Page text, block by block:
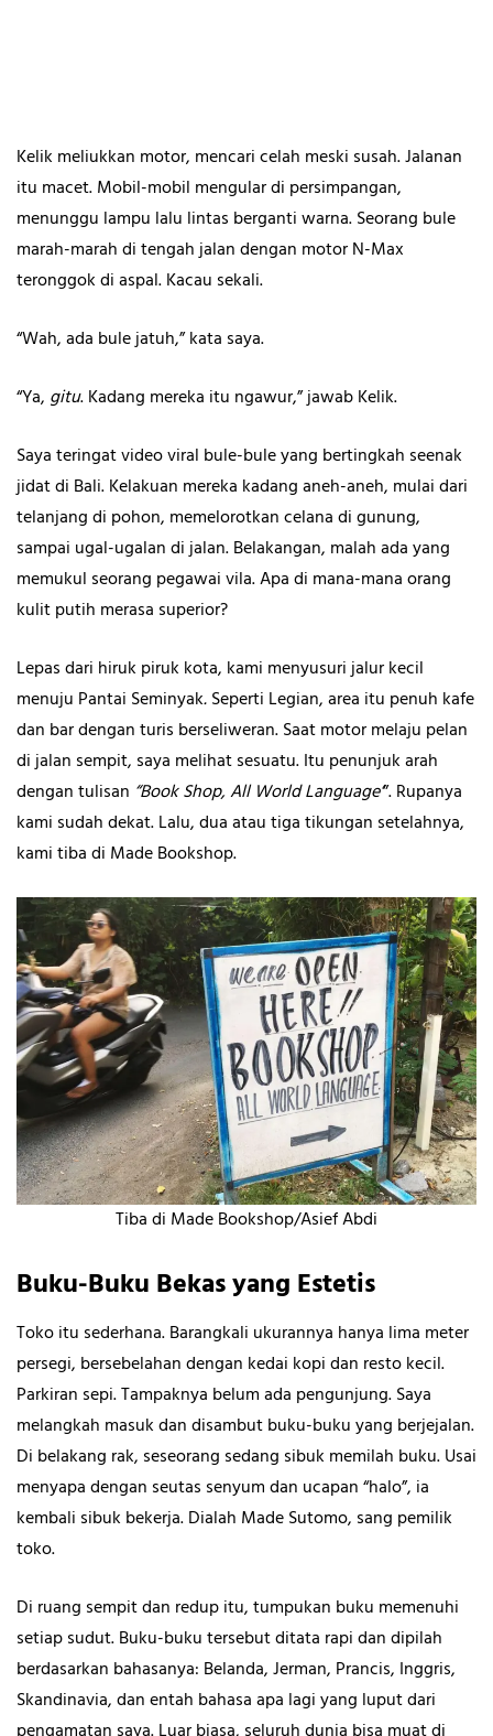
Kelik meliukkan motor, mencari celah meski susah. Jalanan
itu macet. Mobil-mobil mengular di persimpangan,
menunggu lampu lalu lintas berganti warna. Seorang bule
marah-marah di tengah jalan dengan motor N-Max
teronggok di aspal. Kacau sekali.
“Wah, ada bule jatuh,” kata saya.
“Ya, gitu. Kadang mereka itu ngawur,” jawab Kelik.
Saya teringat video viral bule-bule yang bertingkah seenak
jidat di Bali. Kelakuan mereka kadang aneh-aneh, mulai dari
telanjang di pohon, memelorotkan celana di gunung,
sampai ugal-ugalan di jalan. Belakangan, malah ada yang
memukul seorang pegawai vila. Apa di mana-mana orang
kulit putih merasa superior?
Lepas dari hiruk piruk kota, kami menyusuri jalur kecil
menuju Pantai Seminyak.Seperti Legian, area itu penuh kafe
dan bar dengan turis berseliweran. Saat motor melaju pelan
di jalan sempit, saya melihat sesuatu. Itu penunjuk arah
dengan tulisan “Book Shop, All World Language’”. Rupanya
kami sudah dekat. Lalu, dua atau tiga tikungan setelahnya,
kami tiba di Made Bookshop.
Tiba di Made Bookshop/Asief Abdi
Buku-Buku Bekas yang Estetis
Toko itu sederhana. Barangkali ukurannya hanya lima meter
persegi, bersebelahan dengan kedai kopi dan resto kecil.
Parkiran sepi. Tampaknya belum ada pengunjung. Saya
melangkah masuk dan disambut buku-buku yang berjejalan.
Di belakang rak, seseorang sedang sibuk memilah buku. Usai
menyapa dengan seutas senyum dan ucapan “halo”, ia
kembali sibuk bekerja. Dialah Made Sutomo, sang pemilik
toko.
Di ruang sempit dan redup itu, tumpukan buku memenuhi
setiap sudut. Buku-buku tersebut ditata rapi dan dipilah
berdasarkan bahasanya: Belanda, Jerman, Prancis, Inggris,
Skandinavia, dan entah bahasa apa lagi yang luput dari